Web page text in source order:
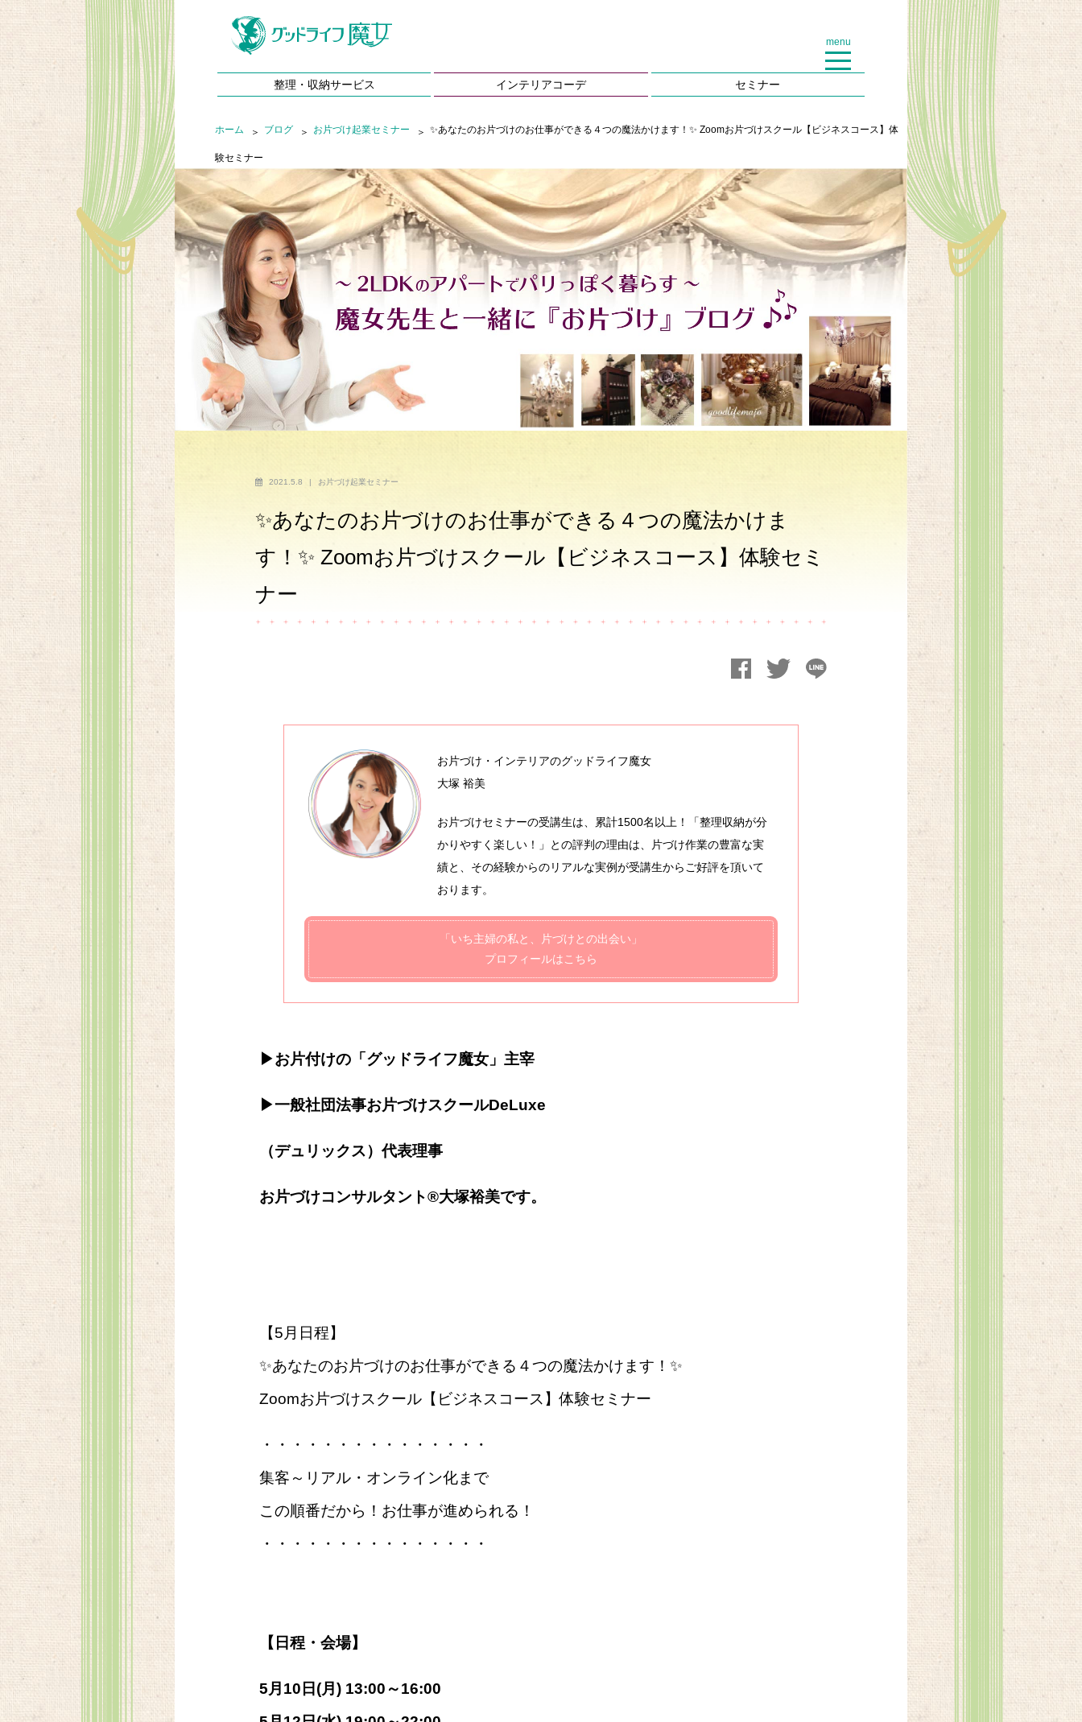
整理・収納サービス インテリアコーデ セミナー
ホーム ブログ お片づけ起業セミナー ✨あなたのお片づけのお仕事ができる４つの魔法かけます！✨ Zoomお片づけスクール【ビジネスコース】体
験セミナー
2021.5.8 | お片づけ起業セミナー
✨あなたのお片づけのお仕事ができる４つの魔法かけま
す！✨ Zoomお片づけスクール【ビジネスコース】体験セミ
ナー
お片づけ・インテリアのグッドライフ魔女
大塚 裕美
お片づけセミナーの受講生は、累計1500名以上！「整理収納が分
かりやすく楽しい！」との評判の理由は、片づけ作業の豊富な実
績と、その経験からのリアルな実例が受講生からご好評を頂いて
おります。
「いち主婦の私と、片づけとの出会い」
プロフィールはこちら
▶お片付けの「グッドライフ魔女」主宰
▶一般社団法事お片づけスクールDeLuxe
（デュリックス）代表理事
お片づけコンサルタント®大塚裕美です。
【5月日程】
✨あなたのお片づけのお仕事ができる４つの魔法かけます！✨
Zoomお片づけスクール【ビジネスコース】体験セミナー
・・・・・・・・・・・・・・・
集客～リアル・オンライン化まで
この順番だから！お仕事が進められる！
・・・・・・・・・・・・・・・
【日程・会場】
5月10日(月) 13:00～16:00
menu